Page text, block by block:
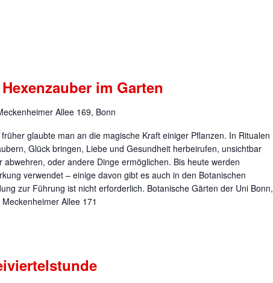
im Garten
Allee 169, Bonn
glaubte man an die magische Kraft einiger Pflanzen. In Ritualen
Glück bringen, Liebe und Gesundheit herbeirufen, unsichtbar
abwehren, oder andere Dinge ermöglichen. Bis heute werden
verwendet – einige davon gibt es auch in den Botanischen
zur Führung ist nicht erforderlich. Botanische Gärten der Uni Bonn,
Allee 171